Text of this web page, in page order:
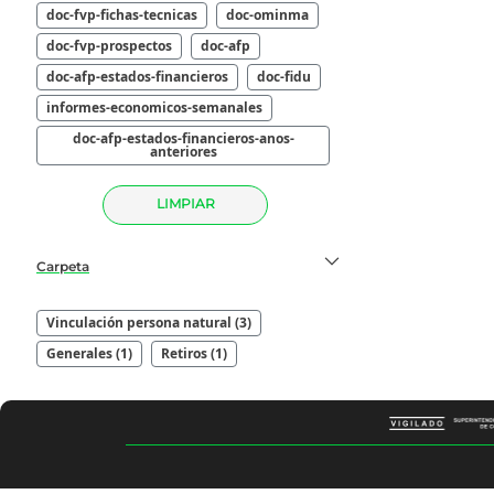
doc-fvp-fichas-tecnicas
doc-ominma
doc-fvp-prospectos
doc-afp
doc-afp-estados-financieros
doc-fidu
informes-economicos-semanales
doc-afp-estados-financieros-anos-
anteriores
LIMPIAR
Carpeta
Vinculación persona natural (3)
Generales (1)
Retiros (1)